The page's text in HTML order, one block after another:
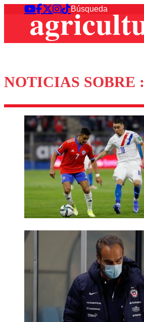
NOTICIAS SOBRE :